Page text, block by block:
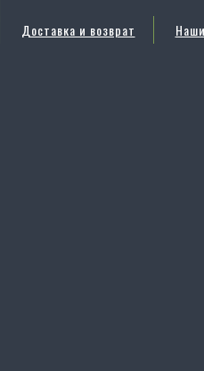
Доставка и возврат